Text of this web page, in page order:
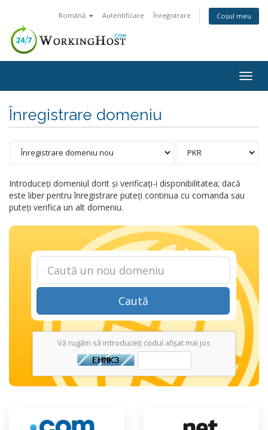
Română Autentificare Înregistrare Coșul meu
Înregistrare domeniu
Introduceți domeniul dorit și verificați-i disponibilitatea; dacă
este liber pentru înregistrare puteți continua cu comanda sau
puteți verifica un alt domeniu.
Caută
Vă rugăm să introduceți codul afișat mai jos